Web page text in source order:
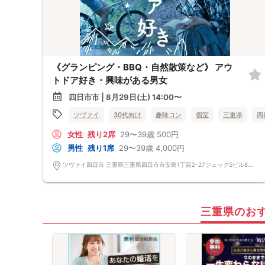
《グランピング・BBQ・自然散策など》 アウ
トドア好き・興味がある男女
四日市市 | 8月29日(土) 14:00〜
ツヴァイ 30代向け 趣味コン 個室 三重県 四
女性 残り2席 29〜39歳 500円
男性 残り1席 29〜39歳 4,000円
ツヴァイ四日市 三重県三重県四日市市安島1丁目2-27ジェックSビル8階『ツヴァイ会場』
三重県のお